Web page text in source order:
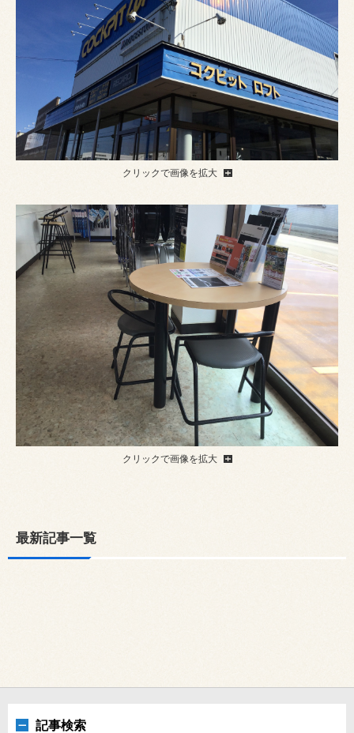
クリックで画像を拡大
クリックで画像を拡大
最新記事一覧
記事検索